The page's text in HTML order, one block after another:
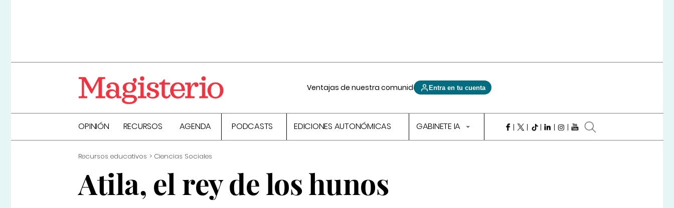
Ventajas de nuestra comunidad Entra en tu cuenta
OPINIÓN RECURSOS AGENDA PODCASTS EDICIONES AUTONÓMICAS GABINETE IA
Recursos educativos Ciencias Sociales
Atila, el rey de los hunos